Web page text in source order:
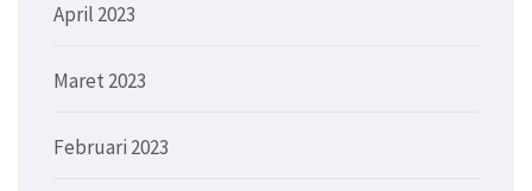
April 2023
Maret 2023
Februari 2023